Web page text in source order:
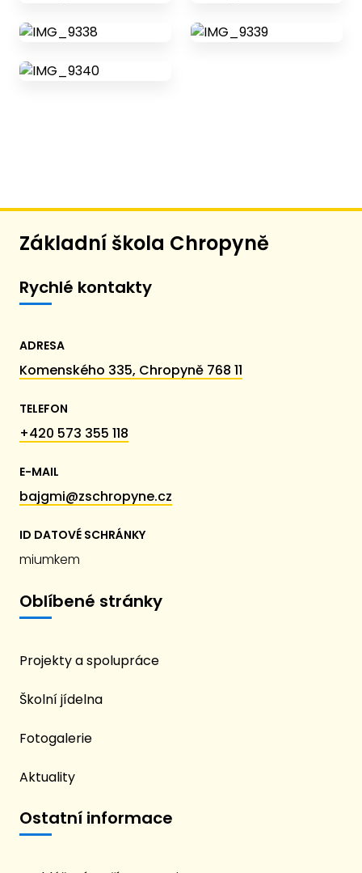
Základní škola Chropyně
Rychlé kontakty
ADRESA
Komenského 335, Chropyně 768 11
TELEFON
+420 573 355 118
E-MAIL
bajgmi@zschropyne.cz
ID DATOVÉ SCHRÁNKY
miumkem
Oblíbené stránky
Projekty a spolupráce
Školní jídelna
Fotogalerie
Aktuality
Ostatní informace